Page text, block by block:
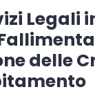
Legali
delle